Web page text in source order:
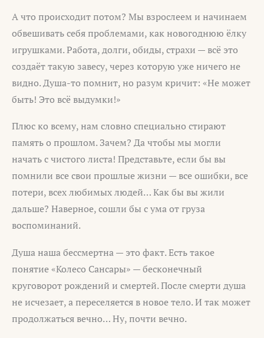
А что происходит потом? Мы взрослеем и начинаем
обвешивать себя проблемами, как новогоднюю ёлку
игрушками. Работа, долги, обиды, страхи — всё это
создаёт такую завесу, через которую уже ничего не
видно. Душа-то помнит, но разум кричит: «Не может
быть! Это всё выдумки!»
Плюс ко всему, нам словно специально стирают
память о прошлом. Зачем? Да чтобы мы могли
начать с чистого листа! Представьте, если бы вы
помнили все свои прошлые жизни — все ошибки, все
потери, всех любимых людей… Как бы вы жили
дальше? Наверное, сошли бы с ума от груза
воспоминаний.
Душа наша бессмертна — это факт. Есть такое
понятие «Колесо Сансары» — бесконечный
круговорот рождений и смертей. После смерти душа
не исчезает, а переселяется в новое тело. И так может
продолжаться вечно… Ну, почти вечно.